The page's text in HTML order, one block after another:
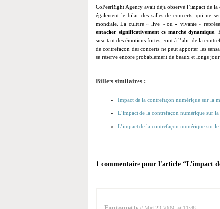
CoPeerRight Agency avait déjà observé l’impact de
également le bilan des salles de concerts, qui ne
mondiale. La culture « live » ou « vivante »
entacher significativement ce marché dynamique .
suscitant des émotions fortes, sont à l’abri de la
de contrefaçon des concerts ne peut apporter les
se réserve encore probablement de beaux et longs
Billets similaires :
Impact de la contrefaçon numérique sur la
L’impact de la contrefaçon numérique sur
L’impact de la contrefaçon numérique sur le
1 commentaire pour l'article “L’impact